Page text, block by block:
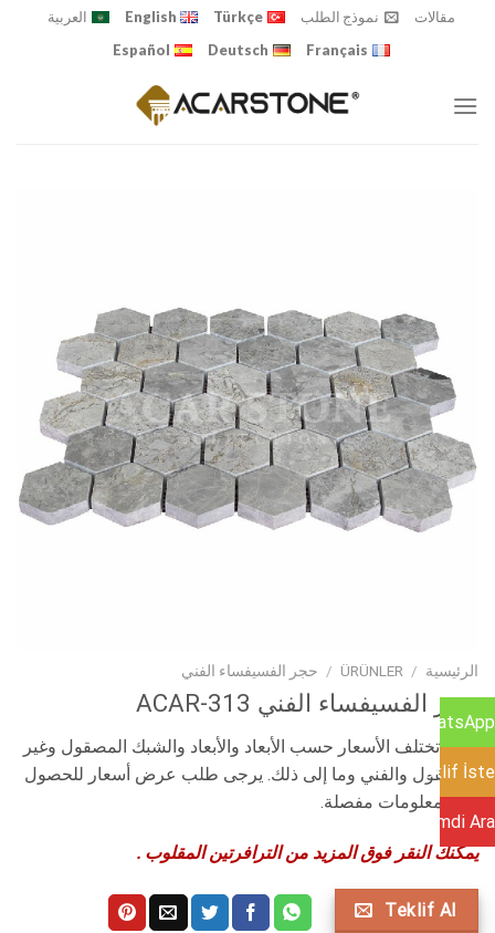
مقالات نموذج الطلب Türkçe
English
العربية
Français
Deutsch
Español
الرئيسية /
ÜRÜNLER
/ حجر الفسيفساء الفني
حجر الفسيفساء الفني ACAR-313
تنبيه: تختلف الأسعار حسب الأبعاد والأبعاد والشبك المصقول وغير
المصقول والفني وما إلى ذلك. يرجى طلب عرض أسعار للحصول
على معلومات مفصلة.
يمكنك النقر فوق المزيد من الترافرتين المقلوب .
Teklif Al
WhatsApp
Teklif İste
Şimdi Ara